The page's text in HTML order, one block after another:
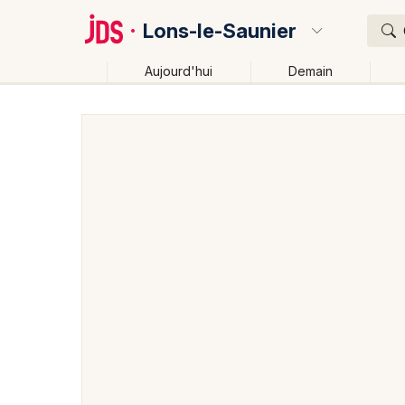
Lons-le-Saunier
Aujourd'hui Demain